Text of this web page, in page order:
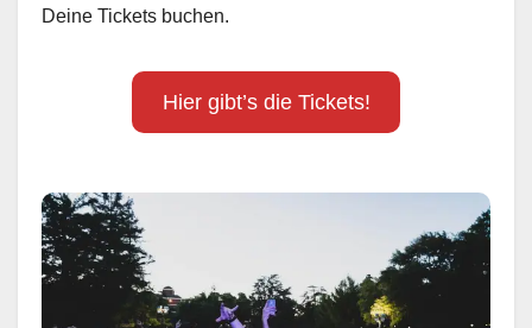
Deine Tickets buchen.
Hier gibt’s die Tickets!